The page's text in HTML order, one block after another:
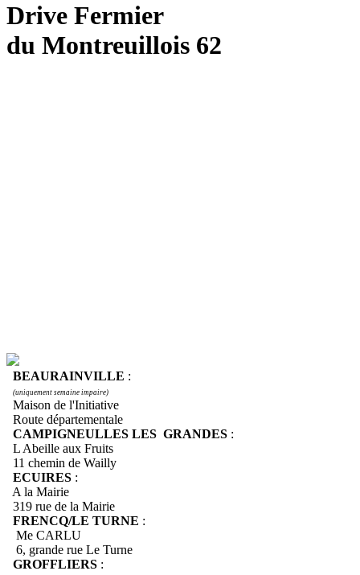
Drive Fermier
du Montreuillois 62
BEAURAINVILLE :
(uniquement semaine impaire)
Maison de l'Initiative
Route départementale
CAMPIGNEULLES LES GRANDES :
L Abeille aux Fruits
11 chemin de Wailly
ECUIRES :
A la Mairie
319 rue de la Mairie
FRENCQ/LE TURNE :
Me CARLU
6, grande rue Le Turne
GROFFLIERS :